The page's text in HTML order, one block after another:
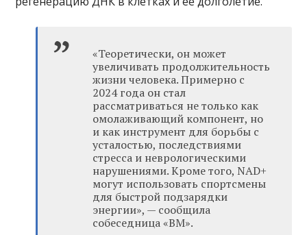
«Теоретически, он может
увеличивать продолжительность
жизни человека. Примерно с
2024 года он стал
рассматриваться не только как
омолаживающий компонент, но
и как инструмент для борьбы с
усталостью, последствиями
стресса и неврологическими
нарушениями. Кроме того, NAD+
могут использовать спортсмены
для быстрой подзарядки
энергии», — сообщила
собеседница «ВМ».